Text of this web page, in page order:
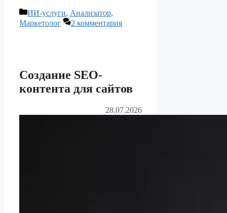
Рубрики
ИИ-услуги, Анализатор,
Маркетолог
2 комментария
Создание SEO-
контента для сайтов
28.07.2026